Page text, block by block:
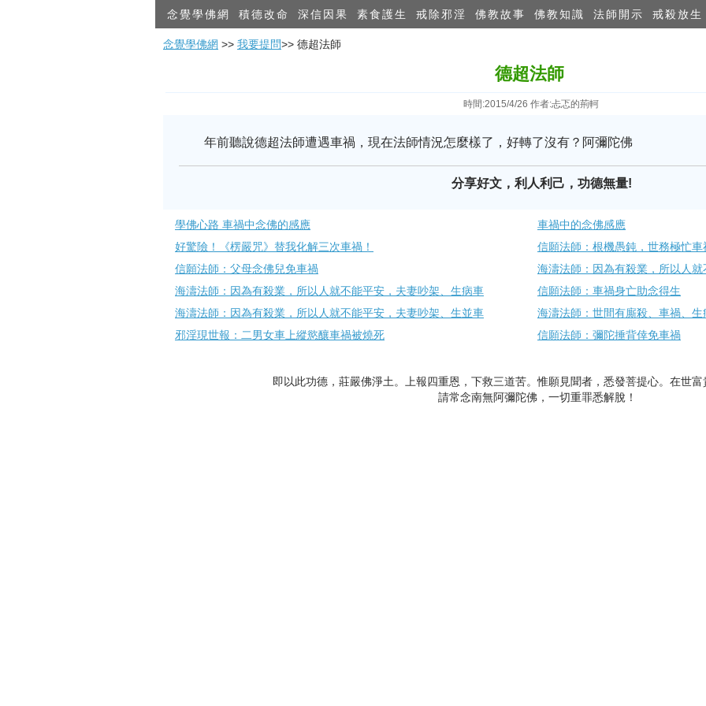
念覺學佛網 積德改命 深信因果 素食護生 戒除邪淫 佛教故事 佛教知識 法師開示 戒殺放生
念覺學佛網 >> 我要提問>> 德超法師
德超法師
時間:2015/4/26 作者:忐忑的荊軻
年前聽說德超法師遭遇車禍，現在法師情況怎麼樣了，好轉了沒有？阿彌陀佛
分享好文，利人利己，功德無量!
學佛心路 車禍中念佛的感應
車禍中的念佛感應
好驚險！《楞嚴咒》替我化解三次車禍！
信願法師：根機愚鈍，世務極忙
信願法師：父母念佛兒免車禍
海濤法師：因為有殺業，所以人
海濤法師：因為有殺業，所以人就不能平安，夫妻吵架、生病車
信願法師：車禍身亡助念得生
海濤法師：因為有殺業，所以人就不能平安，夫妻吵架、生並車
海濤法師：世間有廝殺、車禍、
邪淫現世報：二男女車上縱慾釀車禍被燒死
信願法師：彌陀捶背倖免車禍
即以此功德，莊嚴佛淨土。上報四重恩，下救三道苦。惟願見聞者，悉發菩提心。在世富
請常念南無阿彌陀佛，一切重罪悉解脫！